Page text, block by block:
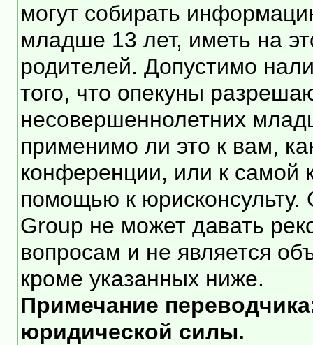
могут собирать
младше 13 лет, иметь на
родителей. Допустимо
того, что опекуны
несовершеннолетних
применимо ли это к вам,
конференции, или к самой
помощью к
Group не может давать
вопросам и не является
кроме указанных ниже.
Примечание
юридической силы.